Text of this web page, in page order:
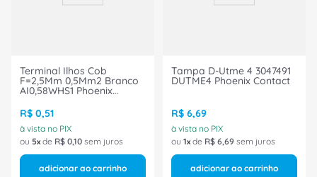
Terminal Ilhos Cob
F=2,5Mm 0,5Mm2 Branco
AI0,58WHS1 Phoenix
R$ 0,51
à vista no PIX
ou 5 de R$ 0,10 sem juros
adicionar ao carrinho
Tampa D-Utme 4 3047491
DUTME4 Phoenix Contact
R$ 6,69
à vista no PIX
ou 1 de R$ 6,69 sem juros
adicionar ao carrinho